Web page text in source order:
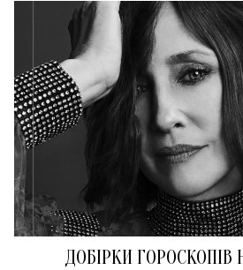
ДОБІРКИ ГОРОСКОПІВ